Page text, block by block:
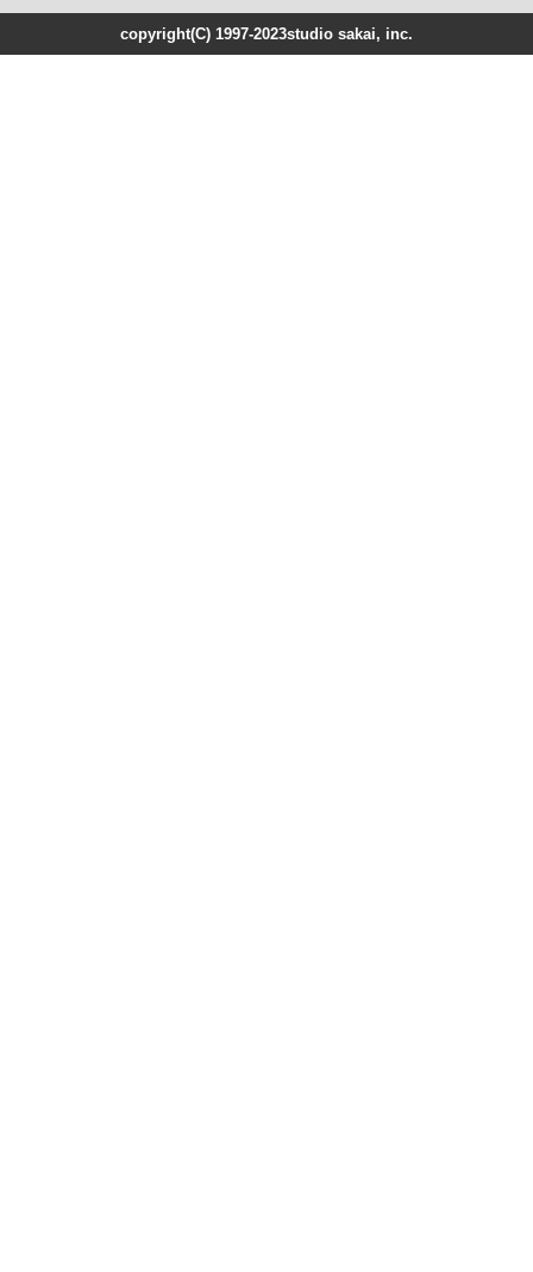
copyright(C) 1997-2023studio sakai, inc.